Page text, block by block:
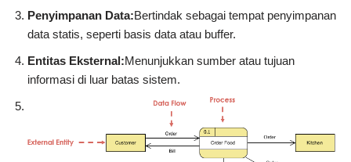
Penyimpanan Data:Bertindak sebagai tempat penyimpanan
data statis, seperti basis data atau buffer.
Entitas Eksternal:Menunjukkan sumber atau tujuan
informasi di luar batas sistem.